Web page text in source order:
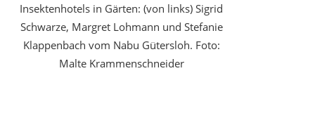
Insektenhotels in Gärten: (von links) Sigrid
Schwarze, Margret Lohmann und Stefanie
Klappenbach vom Nabu Gütersloh. Foto:
Malte Krammenschneider